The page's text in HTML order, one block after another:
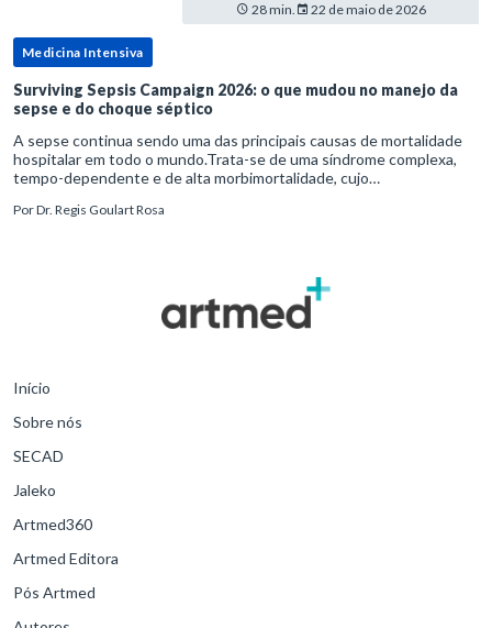
28 min. 22 de maio de 2026
Medicina Intensiva
Surviving Sepsis Campaign 2026: o que mudou no manejo da
sepse e do choque séptico
A sepse continua sendo uma das principais causas de mortalidade
hospitalar em todo o mundo.Trata-se de uma síndrome complexa,
tempo-dependente e de alta morbimortalidade, cujo
para o desfe
PorDr. Regis Goulart Rosa
Início
Sobre nós
SECAD
Jaleko
Artmed360
Artmed Editora
Pós Artmed